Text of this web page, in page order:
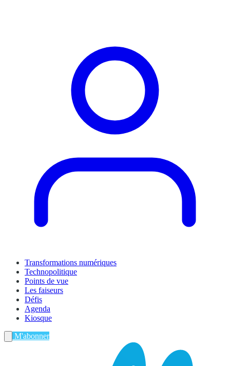
Transformations numériques
Technopolitique
Points de vue
Les faiseurs
Défis
Agenda
Kiosque
M'abonner